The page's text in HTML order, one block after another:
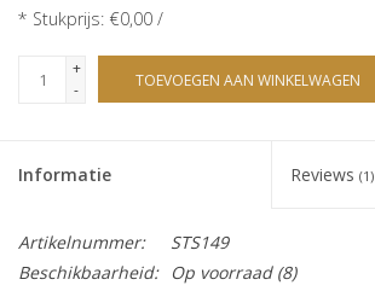
Merken
gift cards/ cadeau bonnen
* Stukprijs: €0,00 /
+
-
TOEVOEGEN AAN WINKELWAGEN
Informatie Reviews (1)
Artikelnummer:
STS149
Beschikbaarheid:
Op voorraad(8)